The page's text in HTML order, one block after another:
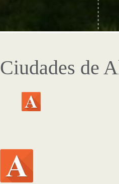
Ciudades de